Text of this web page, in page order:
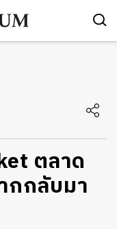
ตลาด
กกลับมา